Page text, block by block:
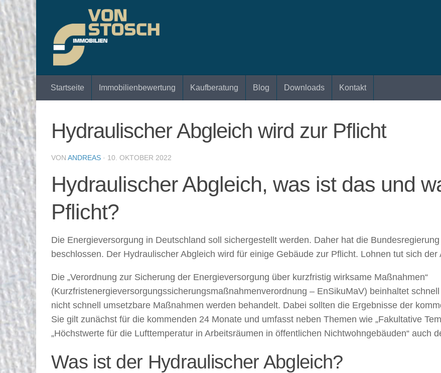
Zum Inhalt springen
Startseite Immobilienbewertung Kaufberatung Blog Downloads Kontakt
Hydraulischer Abgleich wird zur Pflicht
VON ANDREAS · 10. OKTOBER 2022
Hydraulischer Abgleich, was ist das und
Pflicht?
Die Energieversorgung in Deutschland soll sichergestellt werden. Daher hat die
beschlossen. Der Hydraulischer Abgleich wird für einige Gebäude zur Pflicht. Lohnen tut sich
Die „Verordnung zur Sicherung der Energieversorgung über kurzfristig wirksame Maßnahmen“
(Kurzfristenergieversorgungssicherungsmaßnahmenverordnung – EnSikuMaV) beinhaltet
nicht schnell umsetzbare Maßnahmen werden behandelt. Dabei sollten die Ergebnisse der
Sie gilt zunächst für die kommenden 24 Monate und umfasst neben Themen wie „Fakultative
„Höchstwerte für die Lufttemperatur in Arbeitsräumen in öffentlichen Nichtwohngebäuden“ auch
Was ist der Hydraulischer Abgleich?